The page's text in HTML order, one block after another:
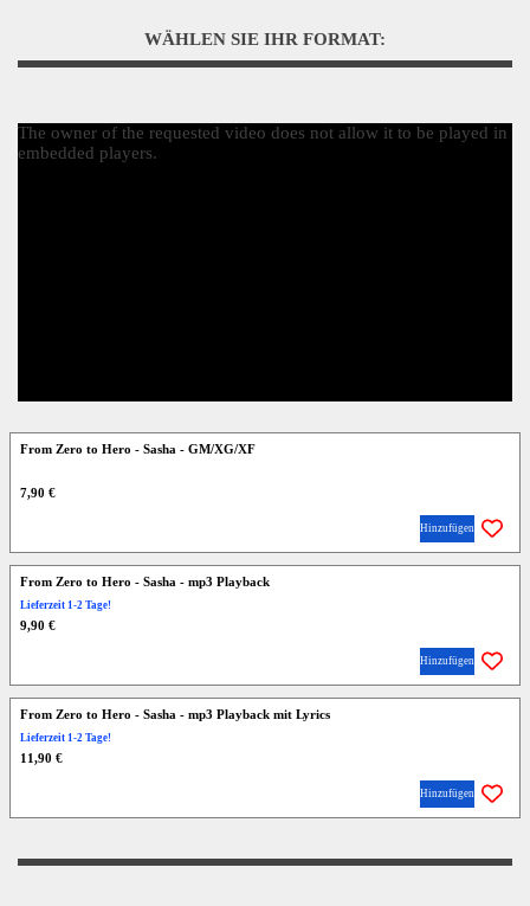
WÄHLEN SIE IHR FORMAT:
The owner of the requested video does not allow it to be played in
embedded players.
From Zero to Hero - Sasha - GM/XG/XF
7,90 €
Hinzufügen
From Zero to Hero - Sasha - mp3 Playback
Lieferzeit 1-2 Tage!
9,90 €
Hinzufügen
From Zero to Hero - Sasha - mp3 Playback mit Lyrics
Lieferzeit 1-2 Tage!
11,90 €
Hinzufügen